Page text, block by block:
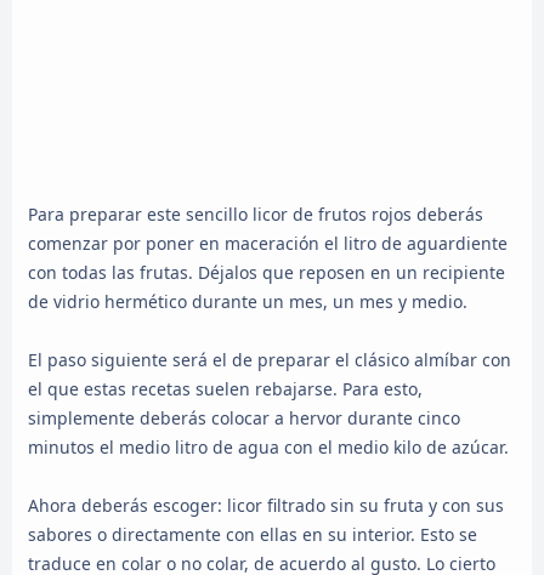
Para preparar este sencillo licor de frutos rojos deberás
comenzar por poner en maceración el litro de aguardiente
con todas las frutas. Déjalos que reposen en un recipiente
de vidrio hermético durante un mes, un mes y medio.
El paso siguiente será el de preparar el clásico almíbar con
el que estas recetas suelen rebajarse. Para esto,
simplemente deberás colocar a hervor durante cinco
minutos el medio litro de agua con el medio kilo de azúcar.
Ahora deberás escoger: licor filtrado sin su fruta y con sus
sabores o directamente con ellas en su interior. Esto se
traduce en colar o no colar, de acuerdo al gusto. Lo cierto